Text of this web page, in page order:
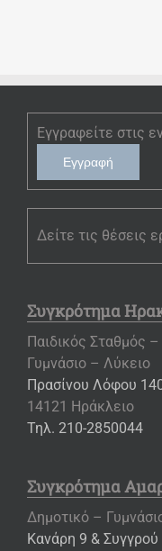
Εγγραφείτε στις
Εγγραφή
Δείτε τις θέσεις
Συγκρότημα
Παιδικός Σταθμός
Γυμνάσιο – Λύκειο
Πρασίνου Λόφου
14121 Ηράκλειο
Τηλ. 210-2850044
Συγκρότημα
Δημοτικό –
Κανάρη 9 & Συγγρού